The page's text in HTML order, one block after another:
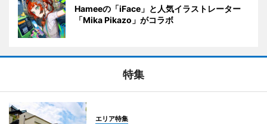
Hameeの「iFace」と人気イラストレーター
「Mika Pikazo」がコラボ
特集
エリア特集